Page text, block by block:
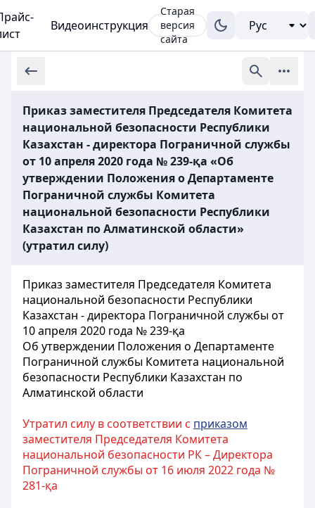
Видеоинструкция
Старая
версия
сайта
Приказ заместителя Председателя Комитета
национальной безопасности Республики
Казахстан - директора Пограничной службы
от 10 апреля 2020 года № 239-қа «Об
утверждении Положения о Департаменте
Пограничной службы Комитета
национальной безопасности Республики
Казахстан по Алматинской области»
(утратил силу)
Приказ заместителя Председателя Комитета
национальной безопасности Республики
Казахстан - директора Пограничной службы от
10 апреля 2020 года № 239-қа
Об утверждении Положения о Департаменте
Пограничной службы Комитета национальной
безопасности Республики Казахстан по
Алматинской области
Утратил силу в соответствии с приказом
заместителя Председателя Комитета
национальной безопасности РК – Директора
Пограничной службы от 16 июля 2022 года №
281-қа